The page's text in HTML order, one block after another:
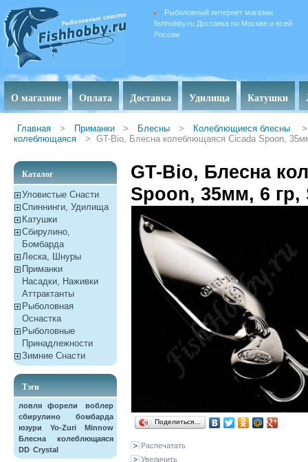
Рыболовный интернет магазин
fishhobby.ru Доставка по Москве и всей
России
О магазине Оплата Доставка Удилища Катушки
Главная > Приманки > Блесны > Колеблющиеся блесны
>
колеблющаяся
> GT-Bio, Блесна колеблющаяся Cicada Spoon,
Каталог
Уловистые Снасти
Спиннинги, Удилища
Катушки
Сбирулино,
Бомбарда
Леска, Шнуры
Приманки
Насадки, Наживки
Aттрактанты
Рыболовная
Оснастка
Рыболовные
Принадлежности
Зимние Снасти
Тэги
ловля форели
воблер
сбирулино
бомбарда
юзури
Yo-Zuri
Minnow
Блесна колеблющаяся
DD Crystal
GT-Bio, Блесна
Spoon, 35мм, 6 гр,
Поделиться…
Распечатать
Увеличить